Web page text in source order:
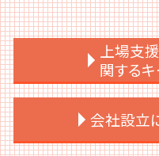
上場支
関する
上場準備 予算
ipo メリット
会社設立